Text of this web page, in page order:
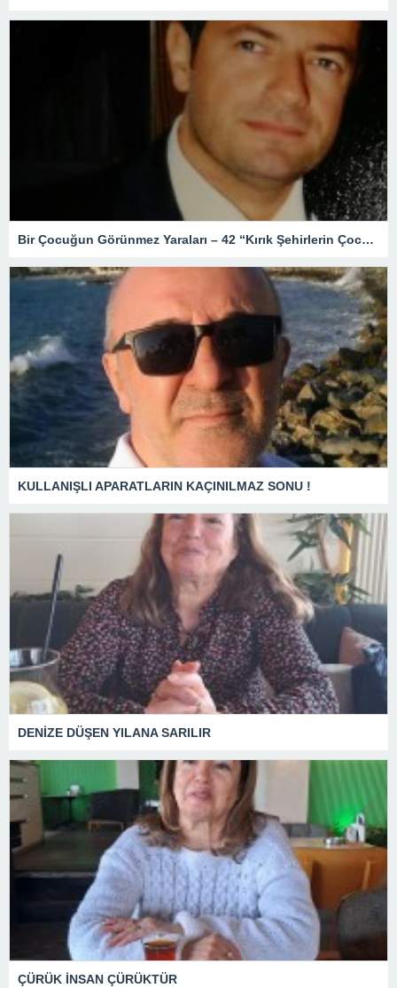
Bir Çocuğun Görünmez Yaraları – 42 “Kırık Şehirlerin Çocukları”
KULLANIŞLI APARATLARIN KAÇINILMAZ SONU !
DENİZE DÜŞEN YILANA SARILIR
ÇÜRÜK İNSAN ÇÜRÜKTÜR